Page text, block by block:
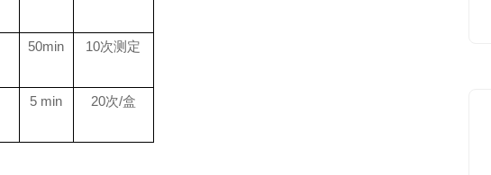
50min 10次测定
5 min 20次/盒